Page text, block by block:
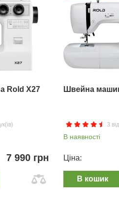
Rold X27
7 990 грн
Швейна
3
В наявності
Ціна:
В кошик